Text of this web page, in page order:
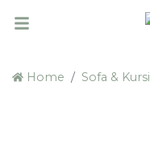
Home Sofa & Kursi